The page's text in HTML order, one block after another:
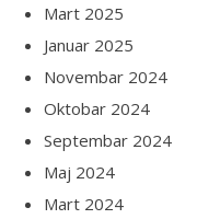
Mart 2025
Januar 2025
Novembar 2024
Oktobar 2024
Septembar 2024
Maj 2024
Mart 2024